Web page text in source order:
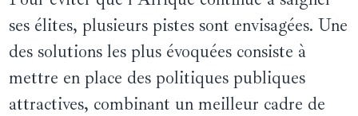
ses élites, plusieurs pistes sont envisagées. Une
des solutions les plus évoquées consiste à
mettre en place des politiques publiques
attractives, combinant un meilleur cadre de